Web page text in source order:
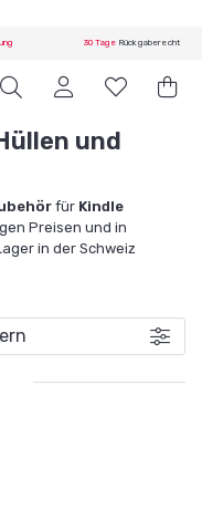
30 TageRückgaberecht
und
für Kindle
Preisen und in
in der Schweiz